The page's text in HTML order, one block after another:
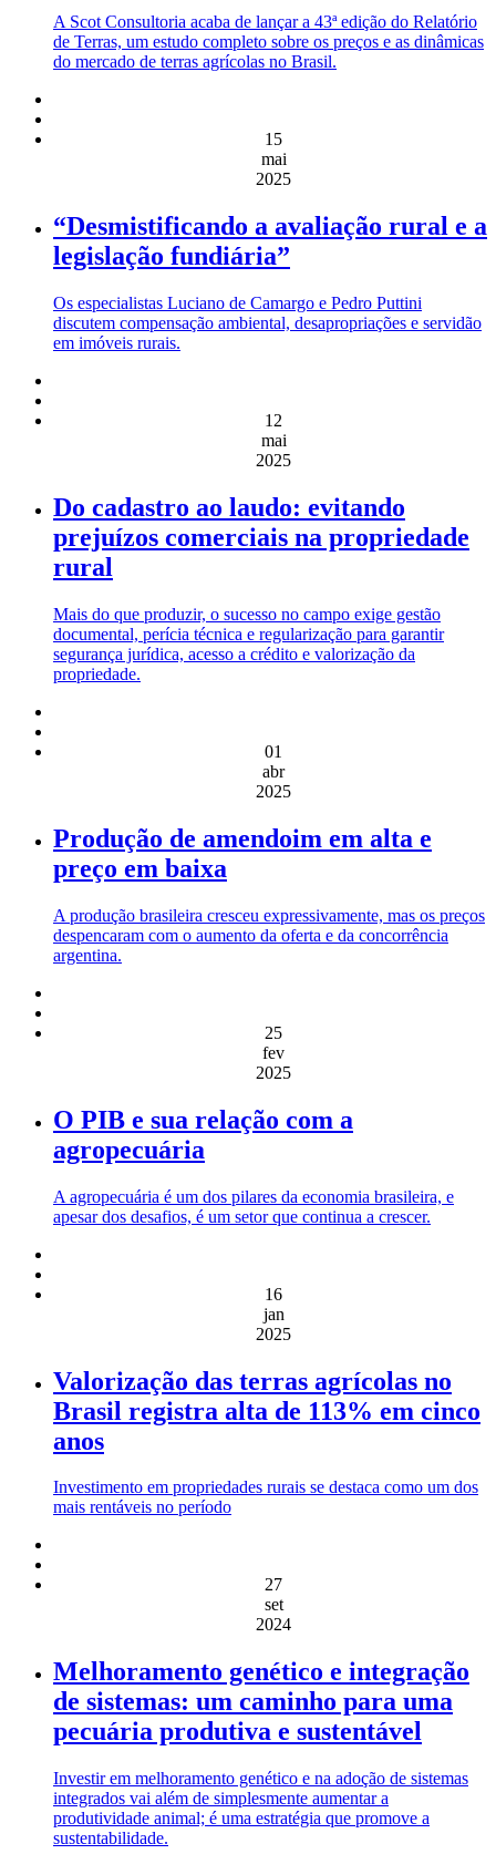
A Scot Consultoria acaba de lançar a 43ª edição do Relatório
de Terras, um estudo completo sobre os preços e as dinâmicas
do mercado de terras agrícolas no Brasil.
15
mai
2025
“Desmistificando a avaliação rural e a
legislação fundiária”
Os especialistas Luciano de Camargo e Pedro Puttini
discutem compensação ambiental, desapropriações e servidão
em imóveis rurais.
12
mai
2025
Do cadastro ao laudo: evitando
prejuízos comerciais na propriedade
rural
Mais do que produzir, o sucesso no campo exige gestão
documental, perícia técnica e regularização para garantir
segurança jurídica, acesso a crédito e valorização da
propriedade.
01
abr
2025
Produção de amendoim em alta e
preço em baixa
A produção brasileira cresceu expressivamente, mas os preços
despencaram com o aumento da oferta e da concorrência
argentina.
25
fev
2025
O PIB e sua relação com a
agropecuária
A agropecuária é um dos pilares da economia brasileira, e
apesar dos desafios, é um setor que continua a crescer.
16
jan
2025
Valorização das terras agrícolas no
Brasil registra alta de 113% em cinco
anos
Investimento em propriedades rurais se destaca como um dos
mais rentáveis no período
27
set
2024
Melhoramento genético e integração
de sistemas: um caminho para uma
pecuária produtiva e sustentável
Investir em melhoramento genético e na adoção de sistemas
integrados vai além de simplesmente aumentar a
produtividade animal; é uma estratégia que promove a
sustentabilidade.